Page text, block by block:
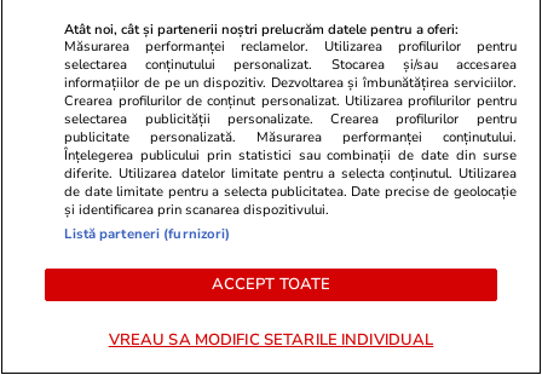
Adevarul.ro
Festivalul care aduce în doar 4
zile 100 de milioane de euro unui
oraș românesc. Dubai l-a
importat deja, urmează Columbia
Fanatik.ro
Mohamed
pe Denis
Atât noi, cât și partenerii noștri prelucrăm datele pentru a oferi:
Măsurarea performanței reclamelor. Utilizarea profilurilor pentru
selectarea conținutului personalizat. Stocarea și/sau accesarea
informațiilor de pe un dispozitiv. Dezvoltarea și îmbunătățirea serviciilor.
Crearea profilurilor de conținut personalizat. Utilizarea profilurilor pentru
selectarea publicității personalizate. Crearea profilurilor pentru
publicitate personalizată. Măsurarea performanței conținutului.
Înțelegerea publicului prin statistici sau combinații de date din surse
diferite. Utilizarea datelor limitate pentru a selecta conținutul. Utilizarea
de date limitate pentru a selecta publicitatea. Date precise de geolocație
și identificarea prin scanarea dispozitivului.
Listă parteneri (furnizori)
ACCEPT TOATE
VREAU SA MODIFIC SETARILE INDIVIDUAL